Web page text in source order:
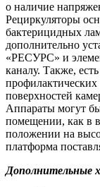
о наличие
Рециркуляторы
бактерицидных
дополнительно
«РЕСУРС» и
каналу. Также,
поверхностей
Аппараты могут
помещении, как в
положении на
платформа
Дополнительные